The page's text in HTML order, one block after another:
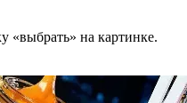
«выбрать» на картинке.